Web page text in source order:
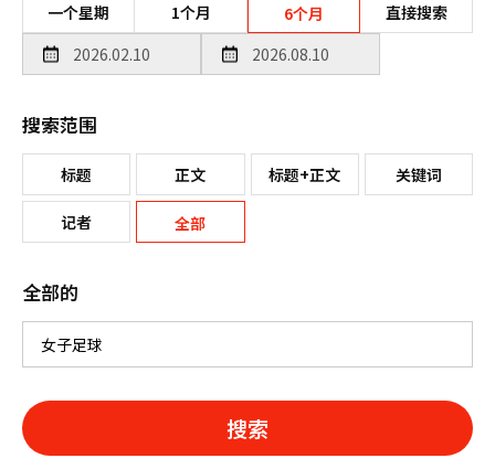
一个星期 1个月 6个月 直接搜索
搜索范围
标题 正文 标题+正文 关键词
记者 全部
全部的
搜索